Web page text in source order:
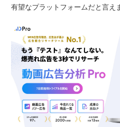
有望なプラットフォームだと言え